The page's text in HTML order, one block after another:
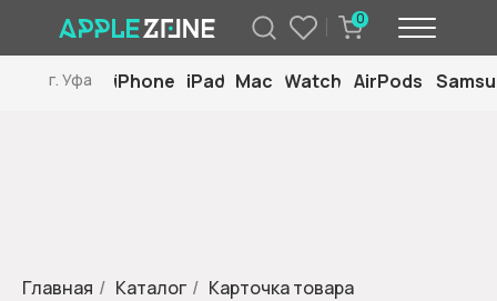
0
iPhone iPad Mac Watch AirPods
г. Уфа
Главная / Каталог / Карточка товара